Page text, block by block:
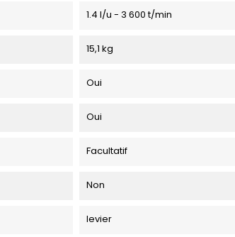
1.4 l/u - 3 600 t/min
15,1 kg
Oui
Oui
Facultatif
Non
levier